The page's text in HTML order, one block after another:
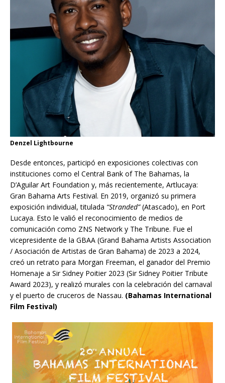
Denzel Lightbourne
Desde entonces, participó en exposiciones colectivas con
instituciones como el Central Bank of The Bahamas, la
D’Aguilar Art Foundation y, más recientemente, Artlucaya:
Gran Bahama Arts Festival. En 2019, organizó su primera
exposición individual, titulada “Stranded”(Atascado), en Port
Lucaya. Esto le valió el reconocimiento de medios de
comunicación como ZNS Network y The Tribune. Fue el
vicepresidente de la GBAA (Grand Bahama Artists Association
/ Asociación de Artistas de Gran Bahama) de 2023 a 2024,
creó un retrato para Morgan Freeman, el ganador del Premio
Homenaje a Sir Sidney Poitier 2023 (Sir Sidney Poitier Tribute
Award 2023), y realizó murales con la celebración del carnaval
y el puerto de cruceros de Nassau. (Bahamas International
Film Festival)